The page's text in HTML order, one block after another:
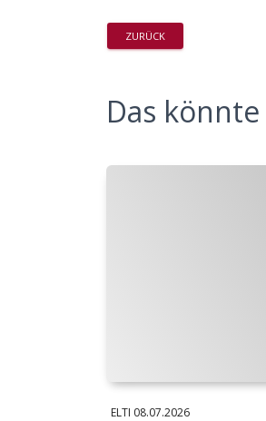
ZURÜCK
Das
ELTI 08.07.2026